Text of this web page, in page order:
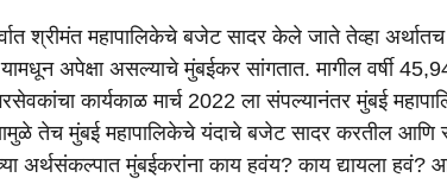
श्रीमंत महापालिकेचे बजेट सादर केले जाते तेव्हा अर्थातच
अपेक्षा असल्याचे मुंबईकर सांगतात. मागील वर्षी
कार्यकाळ मार्च 2022 ला संपल्यानंतर मुंबई
तेच मुंबई महापालिकेचे यंदाचे बजेट सादर करतील आणि
अर्थसंकल्पात मुंबईकरांना काय हवंय? काय द्यायला हवं?